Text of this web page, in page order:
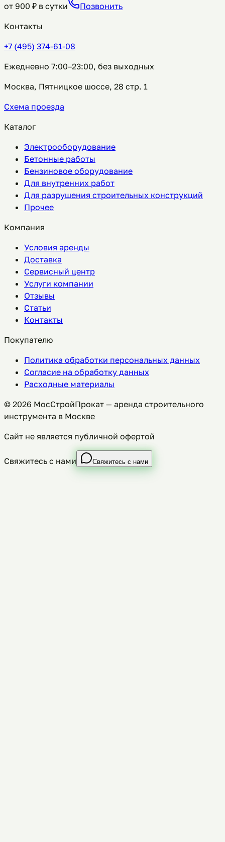
от 900 ₽ в сутки
Позвонить
Контакты
+7 (495) 374-61-08
Ежедневно 7:00–23:00, без выходных
Москва, Пятницкое шоссе, 28 стр. 1
Схема проезда
Каталог
Электрооборудование
Бетонные работы
Бензиновое оборудование
Для внутренних работ
Для разрушения строительных конструкций
Прочее
Компания
Условия аренды
Доставка
Сервисный центр
Услуги компании
Отзывы
Статьи
Контакты
Покупателю
Политика обработки персональных данных
Согласие на обработку данных
Расходные материалы
© 2026 МосСтройПрокат — аренда строительного
инструмента в Москве
Сайт не является публичной офертой
Свяжитесь с нами Свяжитесь с нами